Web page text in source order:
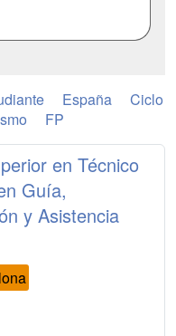
España
Ciclo
FP
en Técnico
Guía,
y Asistencia